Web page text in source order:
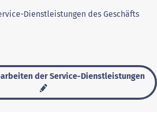
Dienstleistungen des Geschäfts
der Service-Dienstleistungen